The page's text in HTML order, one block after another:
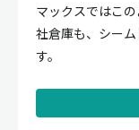
マックスではこ
社倉庫も、シー
す。